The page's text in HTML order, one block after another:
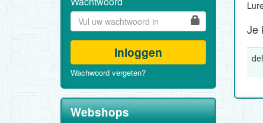
Je
Inloggen
Wachwoord vergeten?
Webshops